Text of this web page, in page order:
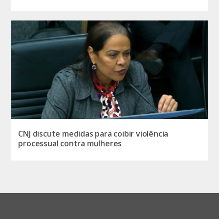
CNJ discute medidas para coibir violência
processual contra mulheres